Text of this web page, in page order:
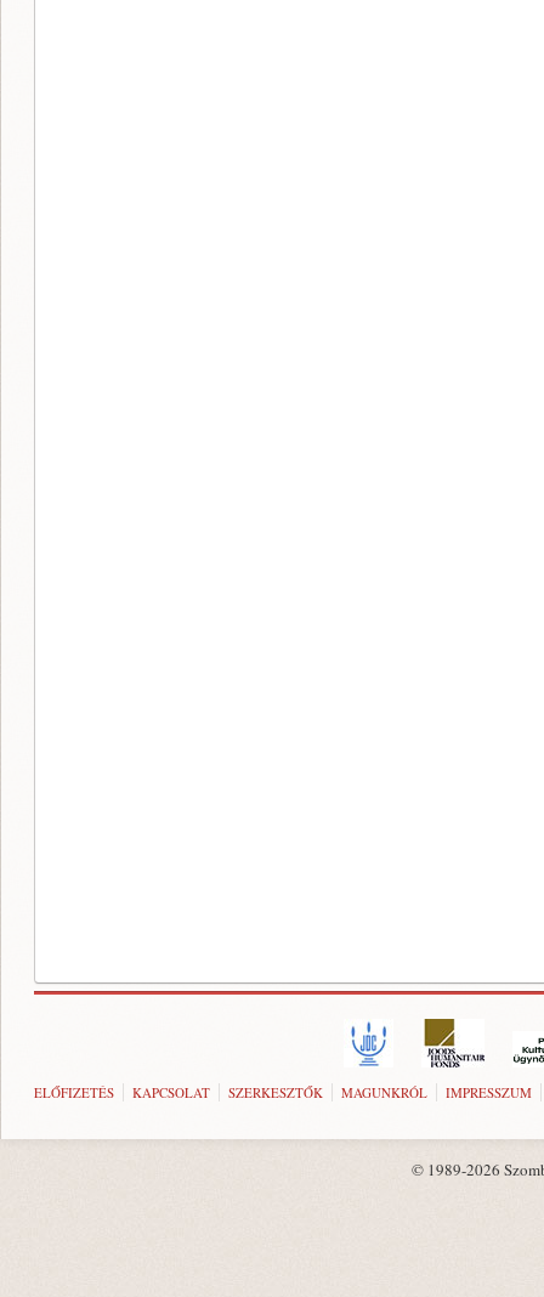
ELŐFIZETÉS KAPCSOLAT SZERKESZTŐK MAGUNKRÓL IMPRESSZUM
© 1989-2026